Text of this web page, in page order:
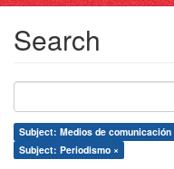
Search
Subject: Medios de comunicación
Subject: Periodismo ×